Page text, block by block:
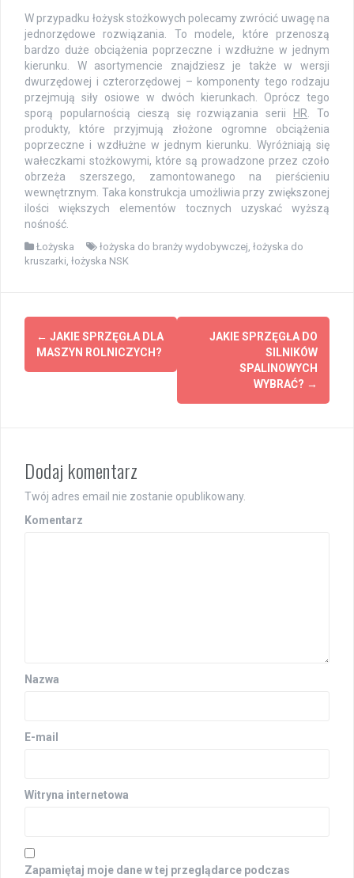
W przypadku łożysk stożkowych polecamy zwrócić uwagę na
jednorzędowe rozwiązania. To modele, które przenoszą
bardzo duże obciążenia poprzeczne i wzdłużne w jednym
kierunku. W asortymencie znajdziesz je także w wersji
dwurzędowej i czterorzędowej – komponenty tego rodzaju
przejmują siły osiowe w dwóch kierunkach. Oprócz tego
sporą popularnością cieszą się rozwiązania serii
HR . To
produkty, które przyjmują złożone ogromne obciążenia
poprzeczne i wzdłużne w jednym kierunku. Wyróżniają się
wałeczkami stożkowymi, które są prowadzone przez czoło
obrzeża szerszego, zamontowanego na pierścieniu
wewnętrznym. Taka konstrukcja umożliwia przy zwiększonej
ilości większych elementów tocznych uzyskać wyższą
nośność.
Łożyska łożyska do branży wydobywczej, łożyska do
kruszarki, łożyska NSK
o
c
z
w
← JAKIE SPRZĘGŁA DLA
MASZYN ROLNICZYCH?
JAKIE SPRZĘGŁA DO
SILNIKÓW
SPALINOWYCH
WYBRAĆ? →
Dodaj komentarz
Twój adres email nie zostanie opublikowany.
Komentarz
Nazwa
E-mail
Witryna internetowa
Zapamiętaj moje dane w tej przeglądarce podczas